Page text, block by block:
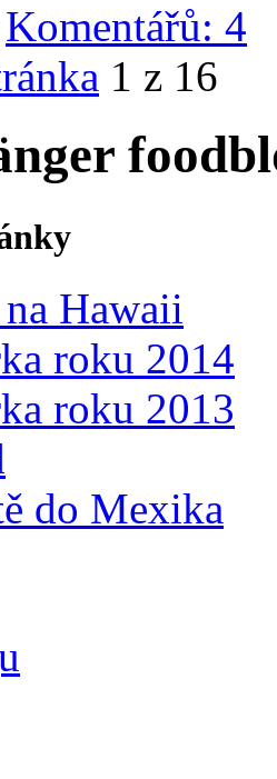
Komentářů: 4
1 z 16
Hawaii
roku 2014
roku 2013
do Mexika